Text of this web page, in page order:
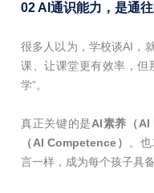
02 AI通识能力，是通
很多人以为，学校谈AI，
课、让课堂更有效率，但
学”。
真正关键的是AI素养（AI
（AI Competence） 。
言一样，成为每个孩子具备